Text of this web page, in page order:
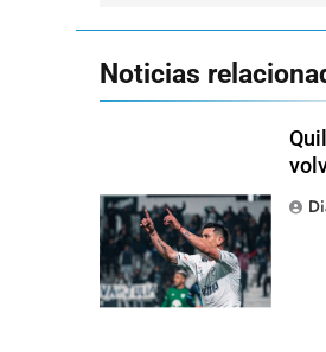
Noticias